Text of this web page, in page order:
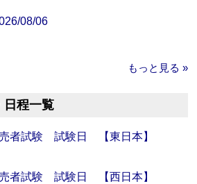
08/06
もっと見る »
日程一覧
者試験 試験日 【東日本】
者試験 試験日 【西日本】